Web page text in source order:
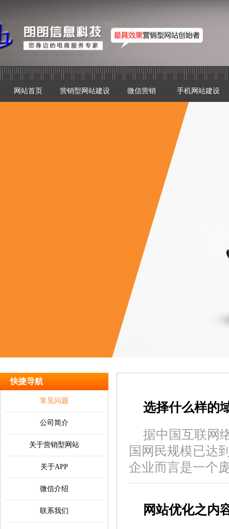
网站首页 营销型网站建设 微信营销 手机网站建设
快捷导航
常见问题
公司简介
关于营销型网站
关于APP
微信介绍
联系我们
选择什么样的
据中国互联网
国网民规模已达
企业而言是一个
网站优化之内